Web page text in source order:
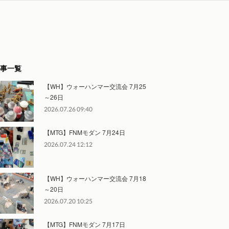
一覧
【WH】ウォーハンマー交流会 7月25
～26日
2026.07.26 09:40
【MTG】FNMモダン 7月24日
2026.07.24 12:12
【WH】ウォーハンマー交流会 7月18
～20日
2026.07.20 10:25
【MTG】FNMモダン 7月17日